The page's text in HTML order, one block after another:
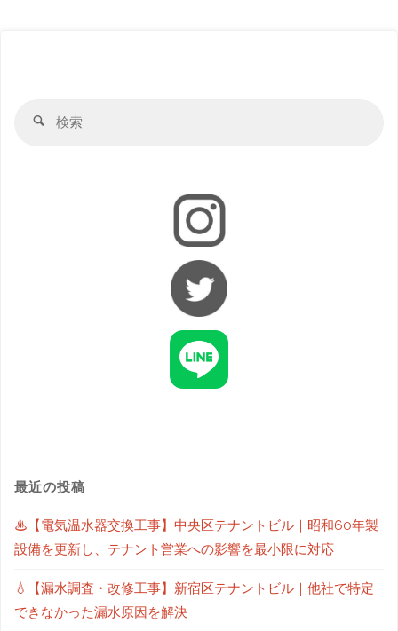
最近の投稿
♨【電気温水器交換工事】中央区テナントビル｜昭和60年製
設備を更新し、テナント営業への影響を最小限に対応
💧【漏水調査・改修工事】新宿区テナントビル｜他社で特定
できなかった漏水原因を解決